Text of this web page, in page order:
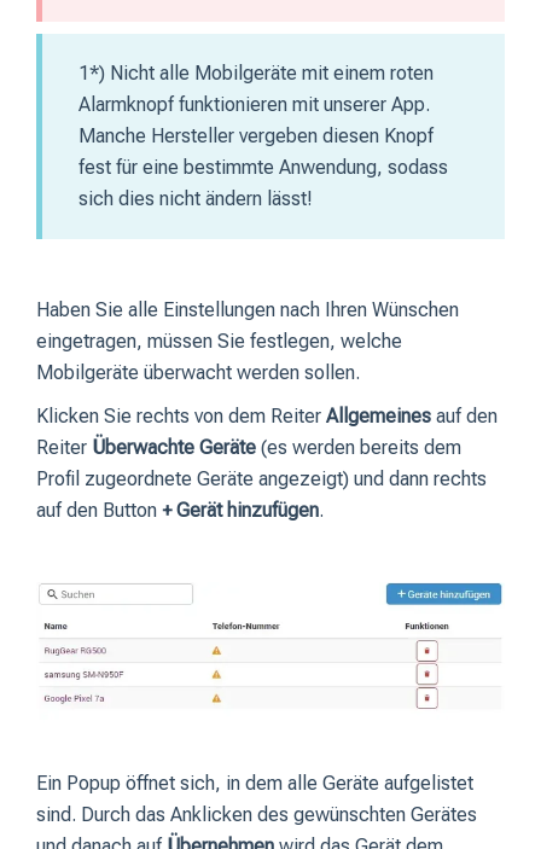
1*) Nicht alle Mobilgeräte mit einem roten
Alarmknopf funktionieren mit unserer App.
Manche Hersteller vergeben diesen Knopf
fest für eine bestimmte Anwendung, sodass
sich dies nicht ändern lässt!
Haben Sie alle Einstellungen nach Ihren Wünschen
eingetragen, müssen Sie festlegen, welche
Mobilgeräte überwacht werden sollen.
Klicken Sie rechts von dem Reiter Allgemeines auf den
Reiter Überwachte Geräte (es werden bereits dem
Profil zugeordnete Geräte angezeigt) und dann rechts
auf den Button + Gerät hinzufügen.
Ein Popup öffnet sich, in dem alle Geräte aufgelistet
sind. Durch das Anklicken des gewünschten Gerätes